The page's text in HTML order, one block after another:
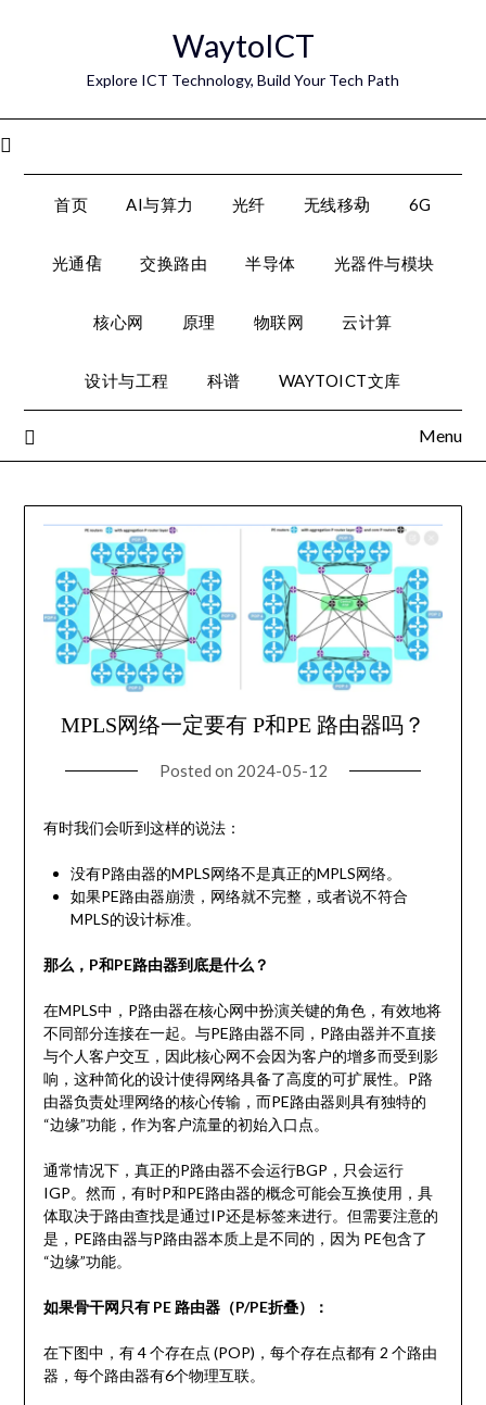
WaytoICT
Explore ICT Technology, Build Your Tech Path
首页 AI与算力 光纤 无线移动 6G
光通信 交换路由 半导体 光器件与模块
核心网 原理 物联网 云计算
设计与工程 科谱 WAYTOICT文库
Menu
MPLS网络一定要有 P和PE 路由器吗？
Posted on 2024-05-12
有时我们会听到这样的说法：
没有P路由器的MPLS网络不是真正的MPLS网络。
如果PE路由器崩溃，网络就不完整，或者说不符合
MPLS的设计标准。
那么，P和PE路由器到底是什么？
在MPLS中，P路由器在核心网中扮演关键的角色，有效地将
不同部分连接在一起。与PE路由器不同，P路由器并不直接
与个人客户交互，因此核心网不会因为客户的增多而受到影
响，这种简化的设计使得网络具备了高度的可扩展性。P路
由器负责处理网络的核心传输，而PE路由器则具有独特的
“边缘”功能，作为客户流量的初始入口点。
通常情况下，真正的P路由器不会运行BGP，只会运行
IGP。然而，有时P和PE路由器的概念可能会互换使用，具
体取决于路由查找是通过IP还是标签来进行。但需要注意的
是，PE路由器与P路由器本质上是不同的，因为 PE包含了
“边缘”功能。
如果骨干网只有 PE 路由器（P/PE折叠）：
在下图中，有 4 个存在点 (POP)，每个存在点都有 2 个路由
器，每个路由器有6个物理互联。